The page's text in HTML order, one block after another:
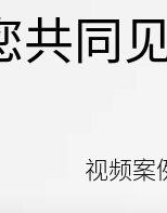
共同
视频案